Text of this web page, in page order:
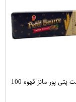
مینو بیسکویت پتی پور مانژ قهوه 100